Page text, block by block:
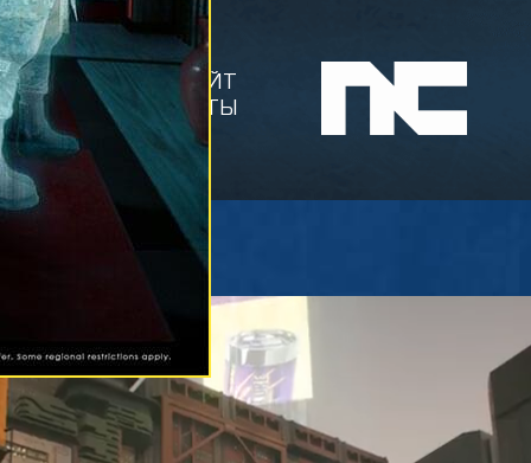
ОФИЦИАЛЬНЫЙ САЙТ
ГОРОДА МЕЧТЫ